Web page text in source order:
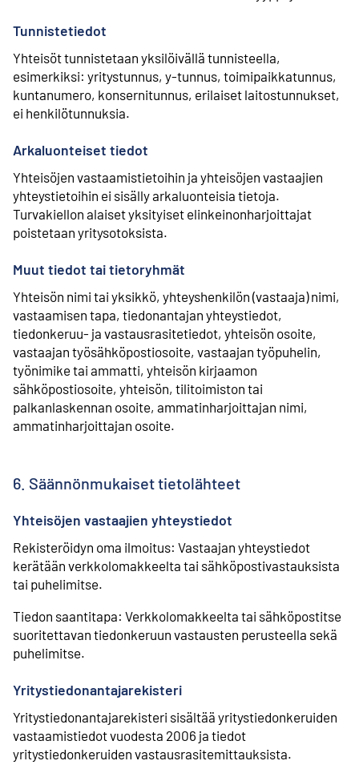
Tunnistetiedot
Yhteisöt tunnistetaan yksilöivällä tunnisteella,
esimerkiksi: yritystunnus, y-tunnus, toimipaikkatunnus,
kuntanumero, konsernitunnus, erilaiset laitostunnukset,
ei henkilötunnuksia.
Arkaluonteiset tiedot
Yhteisöjen vastaamistietoihin ja yhteisöjen vastaajien
yhteystietoihin ei sisälly arkaluonteisia tietoja.
Turvakiellon alaiset yksityiset elinkeinonharjoittajat
poistetaan yritysotoksista.
Muut tiedot tai tietoryhmät
Yhteisön nimi tai yksikkö, yhteyshenkilön (vastaaja) nimi,
vastaamisen tapa, tiedonantajan yhteystiedot,
tiedonkeruu- ja vastausrasitetiedot, yhteisön osoite,
vastaajan työsähköpostiosoite, vastaajan työpuhelin,
työnimike tai ammatti, yhteisön kirjaamon
sähköpostiosoite, yhteisön, tilitoimiston tai
palkanlaskennan osoite, ammatinharjoittajan nimi,
ammatinharjoittajan osoite.
6. Säännönmukaiset tietolähteet
Yhteisöjen vastaajien yhteystiedot
Rekisteröidyn oma ilmoitus: Vastaajan yhteystiedot
kerätään verkkolomakkeelta tai sähköpostivastauksista
tai puhelimitse.
Tiedon saantitapa: Verkkolomakkeelta tai sähköpostitse
suoritettavan tiedonkeruun vastausten perusteella sekä
puhelimitse.
Yritystiedonantajarekisteri
Yritystiedonantajarekisteri sisältää yritystiedonkeruiden
vastaamistiedot vuodesta 2006 ja tiedot
yritystiedonkeruiden vastausrasitemittauksista.